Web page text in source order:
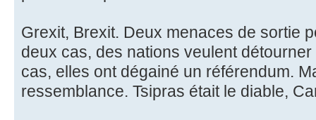
Grexit, Brexit. Deux menaces de sortie
deux cas, des nations veulent
cas, elles ont dégainé un référendum.
ressemblance. Tsipras était le diable,